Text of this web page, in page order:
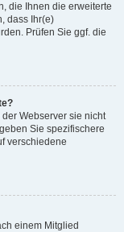
die Ihnen die erweiterte
dass Ihr(e)
Prüfen Sie ggf. die
Webserver sie nicht
Sie spezifischere
verschiedene
einem Mitglied